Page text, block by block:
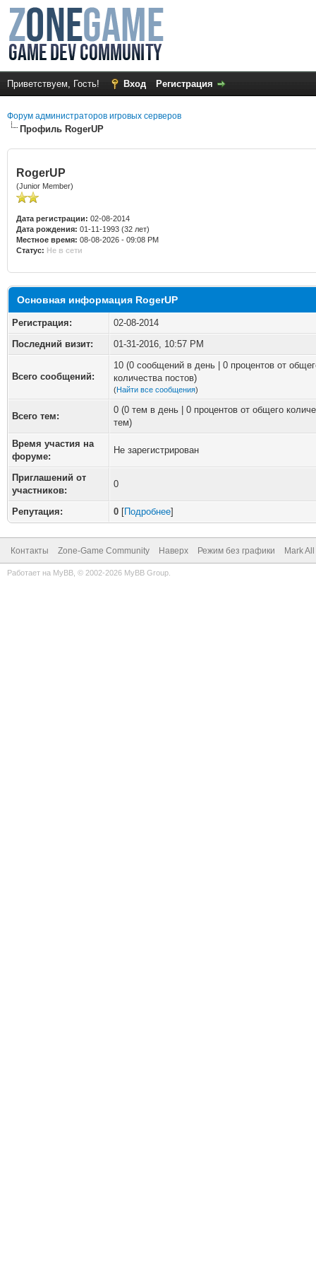
Приветствуем, Гость! Вход Регистрация
Форум администраторов игровых серверов
Профиль RogerUP
RogerUP
(Junior Member)
Дата регистрации: 02-08-2014
Дата рождения: 01-11-1993 (32 лет)
Местное время: 08-08-2026 - 09:08 PM
Статус: Не в сети
Основная информация RogerUP
Регистрация:
02-08-2014
Последний визит:
01-31-2016, 10:57 PM
Всего сообщений:
10 (0 сообщений в день | 0 процентов от
количества постов)
(Найти все сообщения)
Всего тем:
0 (0 тем в день | 0 процентов от общего
тем)
Время участия на
форуме:
Не зарегистрирован
Приглашений от
участников:
0
Репутация: 0 [Подробнее]
Контакты Zone-Game Community Наверх Режим без графики Mark
Работает на MyBB , © 2002-2026 MyBB Group